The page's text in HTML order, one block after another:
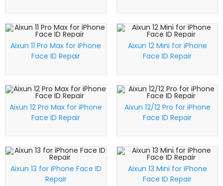
Aixun 11 Pro Max for iPhone
Face ID Repair
Aixun 12 Mini for iPhone
Face ID Repair
Aixun 12 Pro Max for iPhone
Face ID Repair
Aixun 12/12 Pro for iPhone
Face ID Repair
Aixun 13 for iPhone Face ID
Repair
Aixun 13 Mini for iPhone
Face ID Repair